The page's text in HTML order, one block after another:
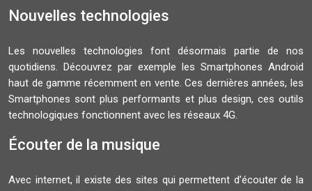
Nouvelles technologies
Les nouvelles technologies font désormais partie de nos
quotidiens. Découvrez par exemple les Smartphones Android
haut de gamme récemment en vente. Ces dernières années, les
Smartphones sont plus performants et plus design, ces outils
technologiques fonctionnent avec les réseaux 4G.
Écouter de la musique
Avec internet, il existe des sites qui permettent d’écouter de la